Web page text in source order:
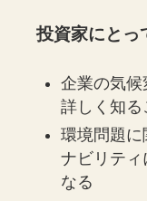
投資家にとっ
企業の気候
詳しく知る
環境問題
ナビリティ
なる